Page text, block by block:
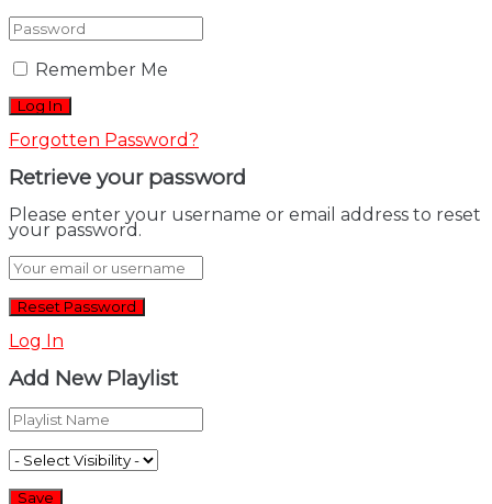
Remember Me
Forgotten Password?
Retrieve your password
Please enter your username or email address to reset
your password.
Log In
Add New Playlist